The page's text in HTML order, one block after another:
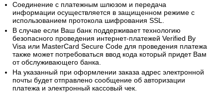
Соединение с платежным шлюзом и передача
информации осуществляется в защищенном режиме с
использованием протокола шифрования SSL.
В случае если Ваш банк поддерживает технологию
безопасного проведения интернет-платежей Verified By
Visa или MasterCard Secure Code для проведения платежа
также может потребоваться ввод кода который придет Вам
от обслуживающего банка.
На указанный при оформлении заказа адрес электронной
почты будет отправлено сообщение об авторизации
платежа и электронный кассовый чек.